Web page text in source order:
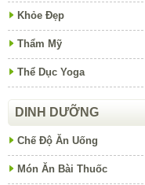
Khỏe Đẹp
Thẩm Mỹ
Thể Dục Yoga
DINH DƯỠNG
Chế Độ Ăn Uống
Món Ăn Bài Thuốc